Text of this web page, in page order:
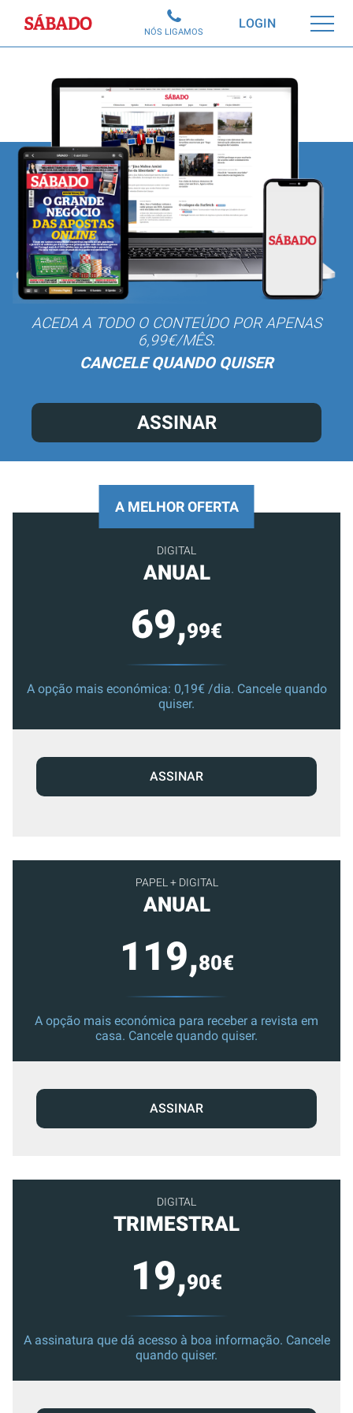
Sábado LOGIN
NÓS LIGAMOS
ACEDA A TODO O CONTEÚDO POR APENAS
6,99€/MÊS.
CANCELE QUANDO QUISER
ASSINAR
PAPEL + DIGITAL
ANUAL
119,80€
A opção mais económica para receber a revista em
casa. Cancele quando quiser.
ASSINAR
DIGITAL
TRIMESTRAL
19,90€
A assinatura que dá acesso à boa informação. Cancele
quando quiser.
A MELHOR OFERTA
DIGITAL
ANUAL
69,99€
A opção mais económica: 0,19€ /dia. Cancele quando
quiser.
ASSINAR